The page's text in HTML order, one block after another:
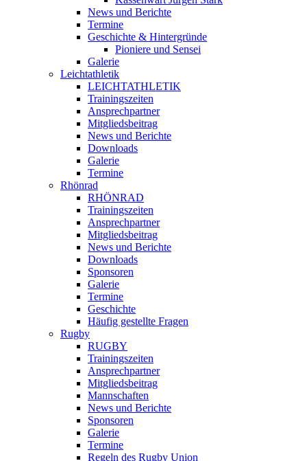
News und Berichte
Termine
Geschichte & Hintergründe
Pioniere und Sensei
Galerie
Leichtathletik
LEICHTATHLETIK
Trainingszeiten
Ansprechpartner
Mitgliedsbeitrag
News und Berichte
Downloads
Galerie
Termine
Rhönrad
RHÖNRAD
Trainingszeiten
Ansprechpartner
Mitgliedsbeitrag
News und Berichte
Downloads
Sponsoren
Galerie
Termine
Geschichte
Häufig gestellte Fragen
Rugby
RUGBY
Trainingszeiten
Ansprechpartner
Mitgliedsbeitrag
Mannschaften
News und Berichte
Sponsoren
Galerie
Termine
Regeln des Rugby Union